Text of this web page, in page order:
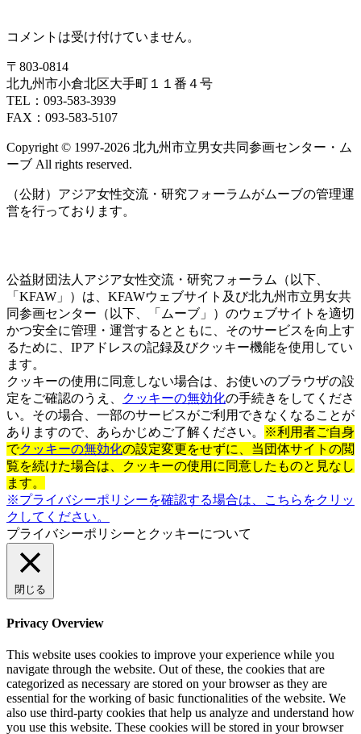
コメントは受け付けていません。
〒803‐0814
北九州市小倉北区大手町１１番４号
TEL：093‐583‐3939
FAX：093‐583‐5107
Copyright © 1997‐2026 北九州市立男女共同参画センター・ム
ーブ All rights reserved.
（公財）アジア女性交流・研究フォーラムがムーブの管理運
営を行っております。
公益財団法人アジア女性交流・研究フォーラム（以下、
「KFAW」）は、KFAWウェブサイト及び北九州市立男女共
同参画センター（以下、「ムーブ」）のウェブサイトを適切
かつ安全に管理・運営するとともに、そのサービスを向上す
るために、IPアドレスの記録及びクッキー機能を使用してい
ます。
クッキーの使用に同意しない場合は、お使いのブラウザの設
定をご確認のうえ、
クッキーの無効化の手続きをしてくださ
い。その場合、一部のサービスがご利用できなくなることが
ありますので、あらかじめご了解ください。
※利用者ご自身
でクッキーの無効化の設定変更をせずに、当団体サイトの閲
覧を続けた場合は、クッキーの使用に同意したものと見なし
ます。
※プライバシーポリシーを確認する場合は、こちらをクリッ
クしてください。
プライバシーポリシーとクッキーについて
閉じる
Privacy Overview
This website uses cookies to improve your experience while you
navigate through the website. Out of these, the cookies that are
categorized as necessary are stored on your browser as they are
essential for the working of basic functionalities of the website. We
also use third-party cookies that help us analyze and understand how
you use this website. These cookies will be stored in your browser